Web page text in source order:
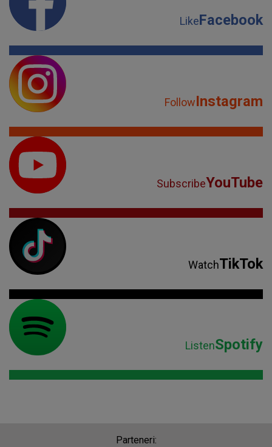
LikeFacebook
FollowInstagram
SubscribeYouTube
WatchTikTok
ListenSpotify
Parteneri: